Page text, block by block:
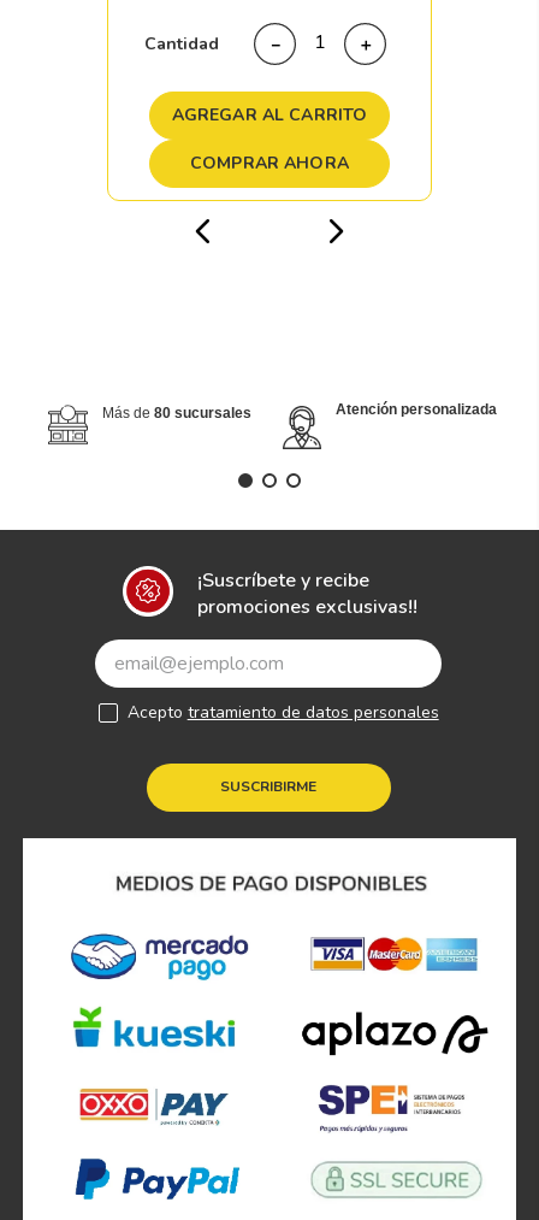
Cantidad ＋
－
AGREGAR AL CARRITO
COMPRAR AHORA
Más de 80 sucursales Atención personalizada
¡Suscríbete y recibe
promociones exclusivas!!
SUSCRIBIRME
Acepto tratamiento de datos personales